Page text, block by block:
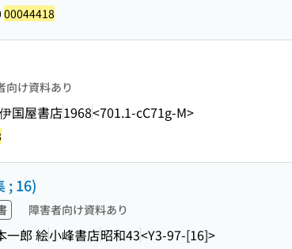
00044418
向け資料あり
国屋書店1968<701.1-cC71g-M>
; 16)
障害者向け資料あり
一郎 絵小峰書店昭和43<Y3-97-[16]>